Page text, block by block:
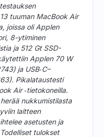
tuuman MacBook Air
joissa oli Applen
8-ytiminen
ja 512 Gt SSD-
Applen 70 W
ja USB‑C–
Pikalataustesti
Air ‑tietokoneilla.
nukkumis­tilasta
laitteen
asetusten ja
tulokset